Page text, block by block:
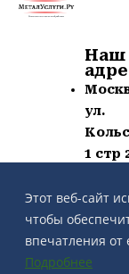
Этот веб-сайт
чтобы
впечатления от
Подробнее
Наш
ул.
1 стр
639-
gi.ru